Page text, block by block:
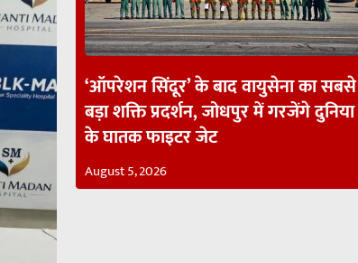
‘ऑपरेशन सिंदूर’ के बाद वायुसेना का सबसे
बड़ा शक्ति प्रदर्शन, जोधपुर में गरजेंगे दुनिया
के घातक फाइटर जेट
August 5, 2026